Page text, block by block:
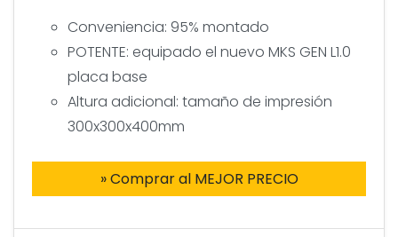
Conveniencia: 95% montado
POTENTE: equipado el nuevo MKS GEN L1.0
placa base
Altura adicional: tamaño de impresión
300x300x400mm
» Comprar al MEJOR PRECIO